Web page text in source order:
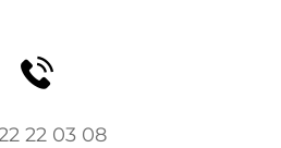
22 03 08